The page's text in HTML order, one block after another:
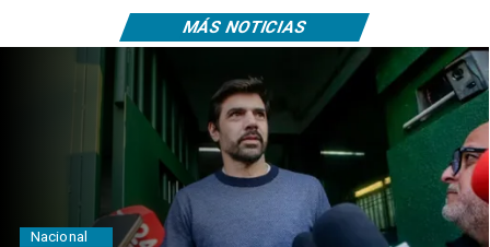
MÁS NOTICIAS
Nacional